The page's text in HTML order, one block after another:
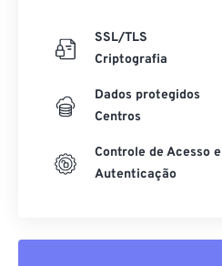
SSL/TLS
Criptografia
Dados protegidos
Centros
Controle de Acesso e
Autenticação